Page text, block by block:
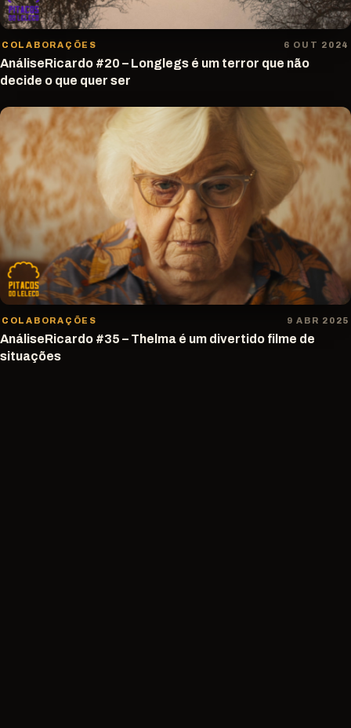
COLABORAÇÕES 6 OUT 2024
AnáliseRicardo #20 – Longlegs é um terror que não
decide o que quer ser
COLABORAÇÕES 9 ABR 2025
AnáliseRicardo #35 – Thelma é um divertido filme de
situações